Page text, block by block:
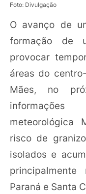
Foto: Divulgação
O avanço de
formação de
provocar
áreas do
Mães, no
meteorológica
risco de
isolados e
Paraná e Santa